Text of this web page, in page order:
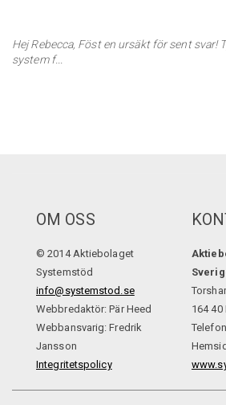
Hej Rebecca, Föst en ursäkt för sent svar!
system f...
OM OSS
© 2014 Aktiebolaget
Systemstöd
info@systemstod.se
Webbredaktör: Pär Heed
Webbansvarig: Fredrik
Jansson
Integritetspolicy
164
Telefon